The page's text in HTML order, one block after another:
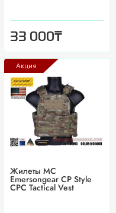
33 000₸
Жилеты MC
Emersongear CP Style
CPC Tactical Vest
Акция